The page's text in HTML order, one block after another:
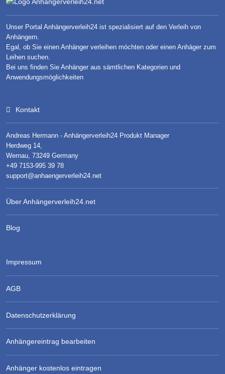
Unser Portal Anhängerverleih24 ist spezialisiert auf den Verleih von
Anhängern.
Egal, ob Sie einen Anhänger verleihen möchten oder einen Anhäger zum
Leihen suchen.
Bei uns finden Sie Anhänger aus sämtlichen Kategorien und
Anwendungsmöglichkeiten
Kontakt
Andreas Hermann - Anhängerverleih24 Produkt Manager
Herdweg 14,
Wernau, 73249 Germany
+49 7153-995 39 78
support@anhaengerverleih24.net
Über Anhängerverleih24.net
Blog
Impressum
AGB
Datenschutzerklärung
Anhängereintrag bearbeiten
Anhänger kostenlos eintragen